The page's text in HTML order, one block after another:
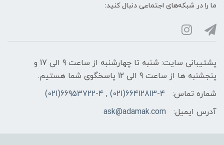
ما را در شبکه‌های اجتماعی دنبال کنید:
پشتیبانی سایت: شنبه تا چهارشنبه از ساعت 9 الی 17 و
پنجشنبه ها از ساعت 9 الی 12 پاسخگوی شما هستیم.
شماره تماس:
66412813-4(021) , 66953722-4(021)
آدرس ایمیل:
ask@adamak.com